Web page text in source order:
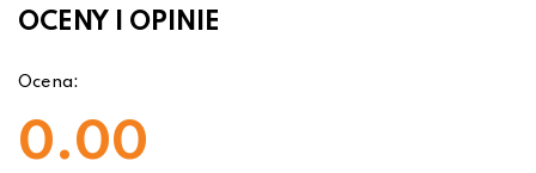
OCENY I OPINIE
Ocena:
0.00